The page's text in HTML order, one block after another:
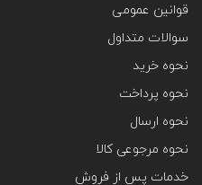
قوانین عمومی
سوالات متداول
نحوه خرید
نحوه پرداخت
نحوه ارسال
نحوه مرجوعی کالا
خدمات پس از فروش